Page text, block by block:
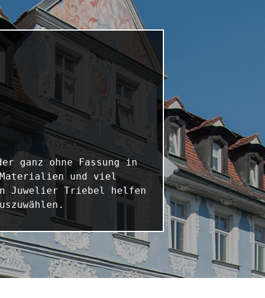
ganz ohne Fassung in
und viel
Juwelier Triebel helfen